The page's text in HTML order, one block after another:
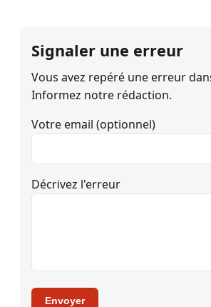
Signaler une erreur
Vous avez repéré une erreur
Informez notre rédaction.
Votre email (optionnel)
Décrivez l'erreur
Envoyer